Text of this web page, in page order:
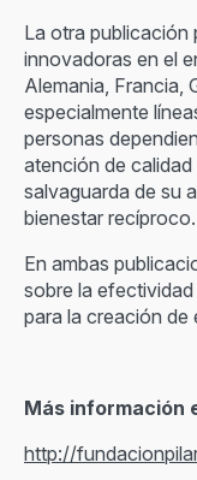
La otra publicación
innovadoras en el
Alemania, Francia,
especialmente
personas
atención de
salvaguarda de su
bienestar recíproco.
En ambas
sobre la
para la creación de
Más información
http://